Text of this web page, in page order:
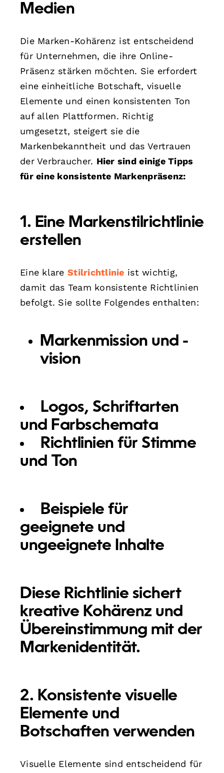
Medien
Die Marken-Kohärenz ist entscheidend
für Unternehmen, die ihre Online-
Präsenz stärken möchten. Sie erfordert
eine einheitliche Botschaft, visuelle
Elemente und einen konsistenten Ton
auf allen Plattformen. Richtig
umgesetzt, steigert sie die
Markenbekanntheit und das Vertrauen
der Verbraucher. Hier sind einige Tipps
für eine konsistente Markenpräsenz:
1. Eine Markenstilrichtlinie
erstellen
Eine klare Stilrichtlinie ist wichtig,
damit das Team konsistente Richtlinien
befolgt. Sie sollte Folgendes enthalten:
Markenmission und -
vision
Logos, Schriftarten
und Farbschemata
Richtlinien für Stimme
und Ton
Beispiele für
geeignete und
ungeeignete Inhalte
Diese Richtlinie sichert
kreative Kohärenz und
Übereinstimmung mit der
Markenidentität.
2. Konsistente visuelle
Elemente und
Botschaften verwenden
Visuelle Elemente sind entscheidend für